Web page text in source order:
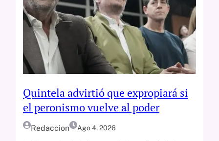
Quintela advirtió que expropiará si
el peronismo vuelve al poder
Redaccion Ago 4, 2026